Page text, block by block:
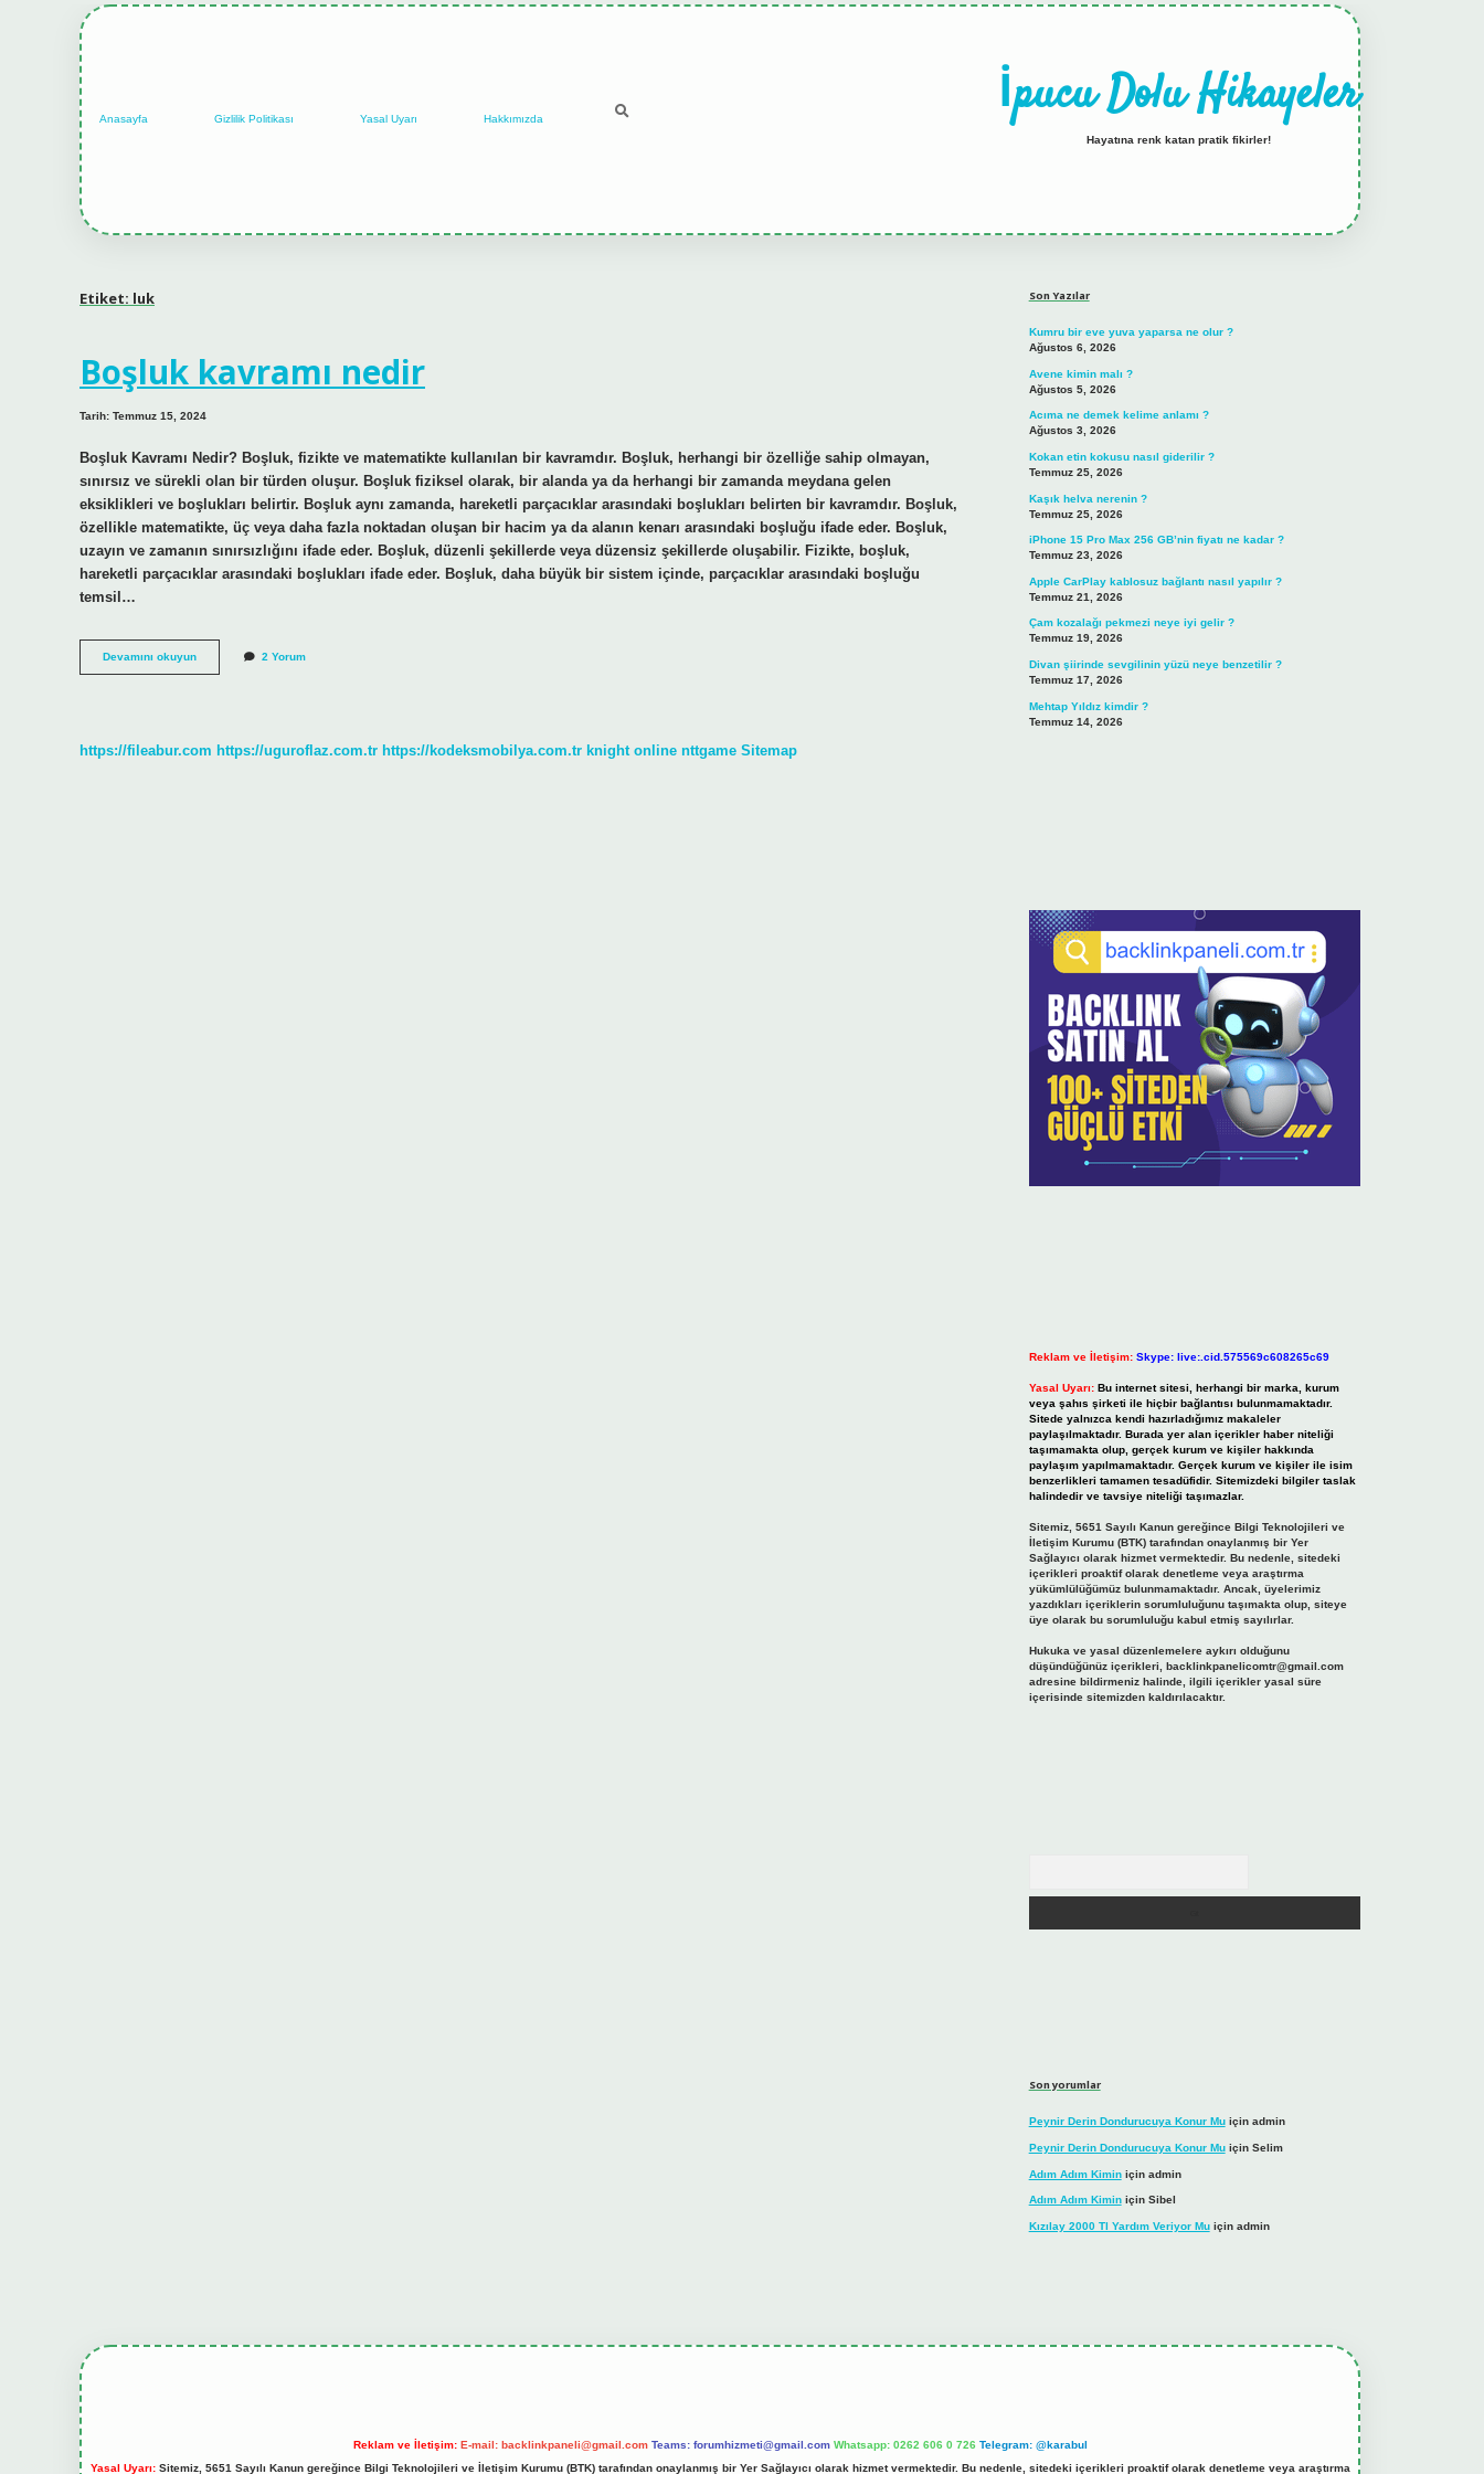
Anasayfa Gizlilik Politikası Yasal Uyarı Hakkımızda İpucu Dolu Hikayeler
Hayatına renk katan pratik fikirler!
Etiket: luk
Boşluk kavramı nedir
Tarih: Temmuz 15, 2024
Boşluk Kavramı Nedir? Boşluk, fizikte ve matematikte kullanılan bir kavramdır. Boşluk, herhangi bir özelliğe sahip olmayan,
sınırsız ve sürekli olan bir türden oluşur. Boşluk fiziksel olarak, bir alanda ya da herhangi bir zamanda meydana gelen
eksiklikleri ve boşlukları belirtir. Boşluk aynı zamanda, hareketli parçacıklar arasındaki boşlukları belirten bir kavramdır. Boşluk,
özellikle matematikte, üç veya daha fazla noktadan oluşan bir hacim ya da alanın kenarı arasındaki boşluğu ifade eder. Boşluk,
uzayın ve zamanın sınırsızlığını ifade eder. Boşluk, düzenli şekillerde veya düzensiz şekillerde oluşabilir. Fizikte, boşluk,
hareketli parçacıklar arasındaki boşlukları ifade eder. Boşluk, daha büyük bir sistem içinde, parçacıklar arasındaki boşluğu
temsil…
Devamını okuyunBoşluk
kavramı
2 Yorum
https://fileabur.com https://uguroflaz.com.tr https://kodeksmobilya.com.tr knight online nttgame Sitemap
Son Yazılar
Kumru bir eve yuva yaparsa ne olur ?
Ağustos 6, 2026
Avene kimin malı ?
Ağustos 5, 2026
Acıma ne demek kelime anlamı ?
Ağustos 3, 2026
Kokan etin kokusu nasıl giderilir ?
Temmuz 25, 2026
Kaşık helva nerenin ?
Temmuz 25, 2026
iPhone 15 Pro Max 256 GB’nin fiyatı ne kadar ?
Temmuz 23, 2026
Apple CarPlay kablosuz bağlantı nasıl yapılır ?
Temmuz 21, 2026
Çam kozalağı pekmezi neye iyi gelir ?
Temmuz 19, 2026
Divan şiirinde sevgilinin yüzü neye benzetilir ?
Temmuz 17, 2026
Mehtap Yıldız kimdir ?
Temmuz 14, 2026
Reklam ve İletişim: Skype: live:.cid.575569c608265c69
Yasal Uyarı: Bu internet sitesi, herhangi bir marka, kurum
veya şahıs şirketi ile hiçbir bağlantısı bulunmamaktadır.
Sitede yalnızca kendi hazırladığımız makaleler
paylaşılmaktadır. Burada yer alan içerikler haber niteliği
taşımamakta olup, gerçek kurum ve kişiler hakkında
paylaşım yapılmamaktadır. Gerçek kurum ve kişiler ile isim
benzerlikleri tamamen tesadüfidir. Sitemizdeki bilgiler taslak
halindedir ve tavsiye niteliği taşımazlar.
Sitemiz, 5651 Sayılı Kanun gereğince Bilgi Teknolojileri ve
İletişim Kurumu (BTK) tarafından onaylanmış bir Yer
Sağlayıcı olarak hizmet vermektedir. Bu nedenle, sitedeki
içerikleri proaktif olarak denetleme veya araştırma
yükümlülüğümüz bulunmamaktadır. Ancak, üyelerimiz
yazdıkları içeriklerin sorumluluğunu taşımakta olup, siteye
üye olarak bu sorumluluğu kabul etmiş sayılırlar.
Hukuka ve yasal düzenlemelere aykırı olduğunu
düşündüğünüz içerikleri, backlinkpanelicomtr@gmail.com
adresine bildirmeniz halinde, ilgili içerikler yasal süre
içerisinde sitemizden kaldırılacaktır.
Son yorumlar
Peynir Derin Dondurucuya Konur Muiçin admin
Peynir Derin Dondurucuya Konur Muiçin Selim
Adım Adım Kiminiçin admin
Adım Adım Kiminiçin Sibel
Kızılay 2000 Tl Yardım Veriyor Muiçin admin
Reklam ve İletişim: E-mail: backlinkpaneli@gmail.com Teams: forumhizmeti@gmail.com Whatsapp: 0262 606 0 726 Telegram: @karabul
Yasal Uyarı:Sitemiz, 5651 Sayılı Kanun gereğince Bilgi Teknolojileri ve İletişim Kurumu (BTK) tarafından onaylanmış bir Yer Sağlayıcı olarak hizmet vermektedir. Bu nedenle, sitedeki içerikleri proaktif olarak denetleme veya araştırma